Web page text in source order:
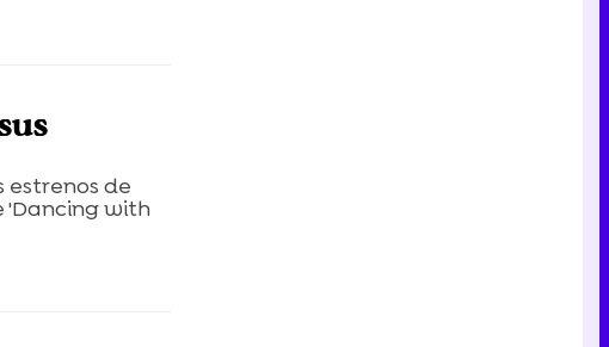
estrenos de
'Dancing with